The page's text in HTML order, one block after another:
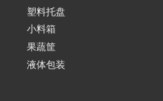
塑料托盘
小料箱
果蔬筐
液体包装